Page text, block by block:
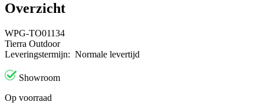
Overzicht
WPG-TO01134
Tierra Outdoor
Leveringstermijn: Normale levertijd
Showroom
Op voorraad